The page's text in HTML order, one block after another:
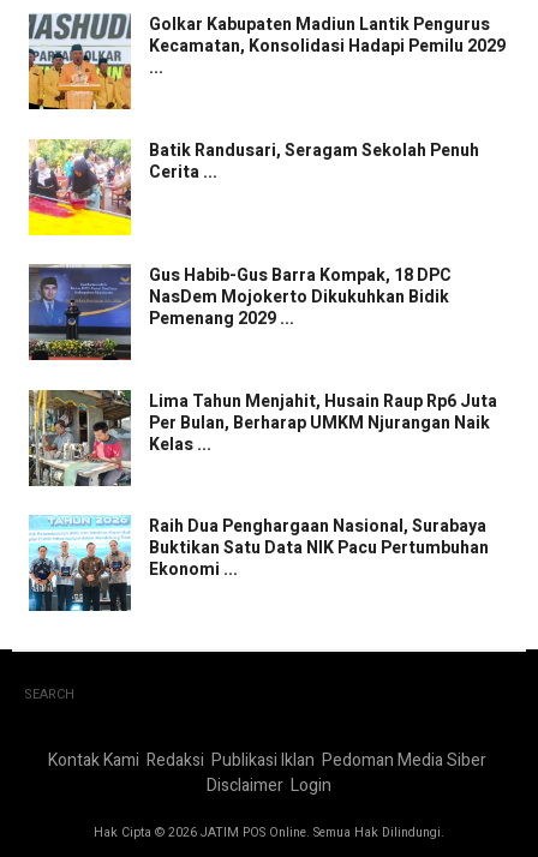
Golkar Kabupaten Madiun Lantik Pengurus
Kecamatan, Konsolidasi Hadapi Pemilu 2029
...
Batik Randusari, Seragam Sekolah Penuh
Cerita ...
Gus Habib-Gus Barra Kompak, 18 DPC
NasDem Mojokerto Dikukuhkan Bidik
Pemenang 2029 ...
Lima Tahun Menjahit, Husain Raup Rp6 Juta
Per Bulan, Berharap UMKM Njurangan Naik
Kelas ...
Raih Dua Penghargaan Nasional, Surabaya
Buktikan Satu Data NIK Pacu Pertumbuhan
Ekonomi ...
SEARCH
Kontak Kami Redaksi Publikasi Iklan Pedoman Media Siber
Disclaimer Login
Hak Cipta © 2026 JATIM POS Online. Semua Hak Dilindungi.